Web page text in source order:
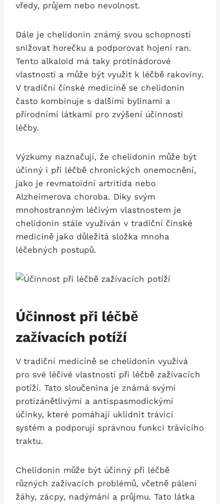
vředy, průjem nebo ‌nevolnost.
Dále je chelidonin známý svou schopností
snižovat horečku a podporovat hojení‌ ran.
‍Tento alkaloid má taky protinádorové
vlastnosti a může být využit k léčbě rakoviny.
V ⁣tradiční čínské medicíně se chelidonin
‌často ⁤kombinuje s dalšími ​bylinami a
přírodními látkami pro zvýšení účinnosti
léčby.
Výzkumy naznačují, že​ chelidonin může být
účinný i při ‍léčbě chronických onemocnění,
jako je​ revmatoidní artritida nebo
Alzheimerova‍ choroba. Díky svým
mnohostranným léčivým vlastnostem je
chelidonin ‍stále využíván v tradiční čínské
medicíně jako ⁣důležitá složka mnoha
léčebných postupů.
Účinnost při⁤ léčbě‍
zažívacích potíží
V tradiční medicíně se chelidonin využívá
pro‍ své léčivé⁢ vlastnosti při léčbě zažívacích
potíží. Tato‍ sloučenina je známá ‌svými
protizánětlivými a antispasmodickými
účinky, které pomáhají uklidnit trávicí
systém a podporují správnou ​funkci trávicího
traktu.
Chelidonin může být účinný při léčbě⁤
různých zažívacích ‌problémů, včetně pálení
žáhy, ‍zácpy,‌ nadýmání a průjmu. Tato látka